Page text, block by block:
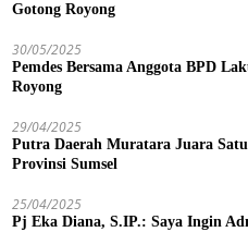
Gotong Royong
30/05/2025
Pemdes Bersama Anggota BPD
Royong
29/04/2025
Putra Daerah Muratara Juara
Provinsi Sumsel
25/04/2025
Pj Eka Diana, S.IP.: Saya Ingin